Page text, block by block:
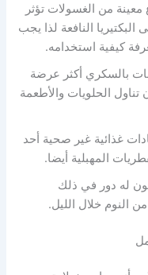
من الغسولات تؤثر
النافعة لذا يجب
كيفية استخدامه.
بالسكري أكثر عرضة
الحلويات والأطعمة
غذائية غير صحية أحد
المهبلية أيضا.
له دور في ذلك
النوم خلال الليل.